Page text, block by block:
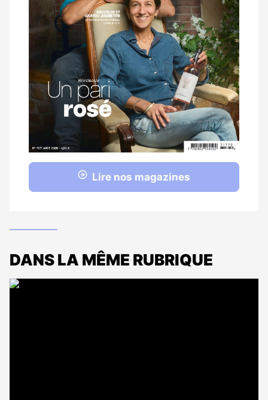
Lire nos magazines
DANS LA MÊME RUBRIQUE